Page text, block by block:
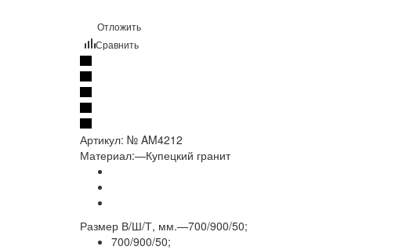
Отложить
Сравнить
Артикул: № AM4212
Материал:—Купецкий гранит
Размер В/Ш/Т, мм.—700/900/50;
700/900/50;